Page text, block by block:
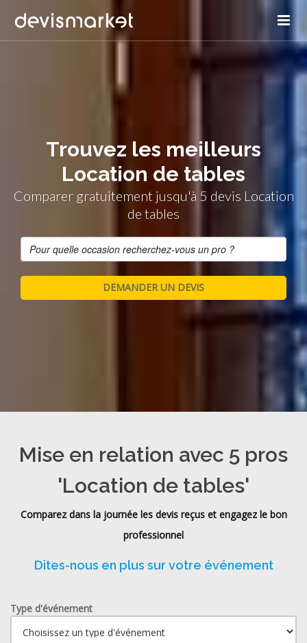
Trouvez les meilleurs
Location de tables
Comparer gratuitement jusqu'à 5 devis Location
de tables
Mise en relation avec 5 pros
'Location de tables'
Comparez dans la journée les devis reçus et engagez le bon
professionnel
Dites-nous en plus sur votre événement
Type d'événement